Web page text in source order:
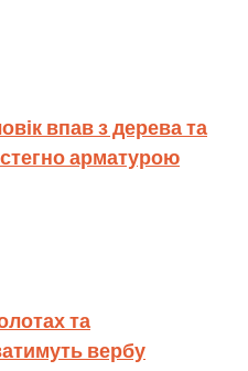
впав з дерева та
арматурою
та
вербу